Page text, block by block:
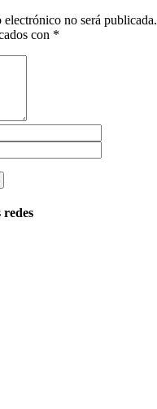
no será publicada.
con *
redes